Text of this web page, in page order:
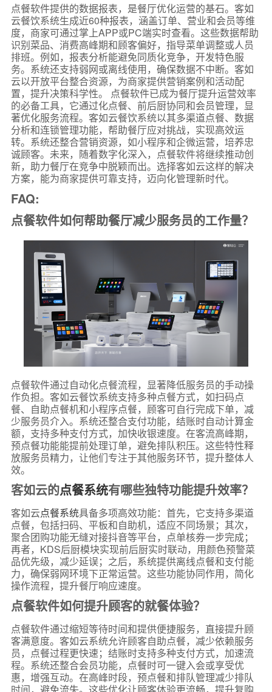
点餐软件提供的数据报表，是餐厅优化运营的基石。客如
云餐饮系统生成近60种报表，涵盖订单、营业和会员等维
度，商家可通过掌上APP或PC端实时查看。这些数据帮助
识别菜品、消费高峰期和顾客偏好，指导菜单调整或人员
排班。例如，报表分析能避免同质化竞争，开发特色服
务。系统还支持弱网或离线使用，确保数据不中断。客如
云以开放平台整合资源，为商家提供营销案例和活动配
置，提升决策科学性。 点餐软件已成为餐厅提升运营效率
的必备工具，它通过化点餐、前后厨协同和会员管理，显
著优化服务流程。客如云餐饮系统以其多渠道点餐、数据
分析和连锁管理功能，帮助餐厅应对挑战，实现高效运
转。系统还整合营销资源，如小程序和企微运营，培养忠
诚顾客。未来，随着数字化深入，点餐软件将继续推动创
新，助力餐厅在竞争中脱颖而出。选择客如云这样的解决
方案，能为商家提供可靠支持，迈向化管理新时代。
FAQ:
点餐软件如何帮助餐厅减少服务员的工作量？
点餐软件通过自动化点餐流程，显著降低服务员的手动操
作负担。客如云餐饮系统支持多种点餐方式，如扫码点
餐、自助点餐机和小程序点餐，顾客可自行完成下单，减
少服务员介入。系统还整合支付功能，结账时自动计算金
额，支持多种支付方式，加快收银速度。在客流高峰期，
预点餐功能能提前处理订单，避免排队积压。这些特性释
放服务员精力，让他们专注于其他服务环节，提升整体人
效。
客如云的点餐系统有哪些独特功能提升效率？
客如云点餐系统具备多项高效功能：首先，它支持多渠道
点餐，包括扫码、平板和自助机，适应不同场景；其次，
聚合团购功能无缝对接抖音等平台，点单核券一步完成；
再者，KDS后厨模块实现前后厨实时联动，用颜色预警菜
品优先级，减少延误；之后，系统提供离线点餐和支付能
力，确保弱网环境下正常运营。这些功能协同作用，简化
操作流程，提升餐厅响应速度。
点餐软件如何提升顾客的就餐体验？
点餐软件通过缩短等待时间和提供便捷服务，直接提升顾
客满意度。客如云系统允许顾客自助点餐，减少依赖服务
员，点餐过程更快速；结账时支持多种支付方式，加速流
程。系统还整合会员功能，点餐时可一键入会或享受优
惠，增强互动。在高峰时段，预点餐和排队管理减少排队